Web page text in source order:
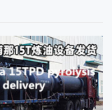
високий